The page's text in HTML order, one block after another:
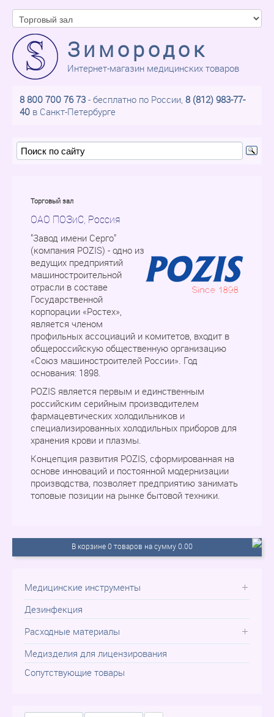
Зимородок
Интернет-магазин медицинских товаров
8 800 700 76 73 - бесплатно по России, 8 (812) 983-77-
40 в Санкт-Петербурге
Торговый зал
ОАО ПОЗиС, Россия
"Завод имени Серго"
(компания POZIS) - одно из
ведущих предприятий
машиностроительной
отрасли в составе
Государственной
корпорации «Ростех»,
является членом
профильных ассоциаций и комитетов, входит в
общероссийскую общественную организацию
«Союз машиностроителей России». Год
основания: 1898.
POZIS является первым и единственным
российским серийным производителем
фармацевтических холодильников и
специализированных холодильных приборов для
хранения крови и плазмы.
Концепция развития POZIS, сформированная на
основе инноваций и постоянной модернизации
производства, позволяет предприятию занимать
топовые позиции на рынке бытовой техники.
В корзине 0 товаров на сумму 0.00
Медицинские инструменты
Дезинфекция
Расходные материалы
Медизделия для лицензирования
Сопутствующие товары